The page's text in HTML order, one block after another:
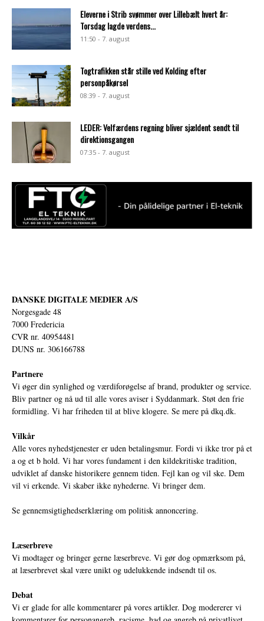
Eleverne i Strib svømmer over Lillebælt hvert år:
Torsdag lagde verdens...
11:50 - 7. august
Togtrafikken står stille ved Kolding efter
personpåkørsel
08:39 - 7. august
LEDER: Velfærdens regning bliver sjældent sendt til
direktionsgangen
07:35 - 7. august
DANSKE DIGITALE MEDIER A/S
Norgesgade 48
7000 Fredericia
CVR nr. 40954481
DUNS nr. 306166788
Partnere
Vi øger din synlighed og værdiforøgelse af brand, produkter og service.
Bliv partner og nå ud til alle vores aviser i Syddanmark. Støt den frie
formidling. Vi har friheden til at blive klogere. Se mere på dkq.dk.
Vilkår
Alle vores nyhedstjenester er uden betalingsmur. Fordi vi ikke tror på et
a og et b hold. Vi har vores fundament i den kildekritiske tradition,
udviklet af danske historikere gennem tiden. Fejl kan og vil ske. Dem
vil vi erkende. Vi skaber ikke nyhederne. Vi bringer dem.
Se gennemsigtighedserklæring om politisk annoncering.
Læserbreve
Vi modtager og bringer gerne læserbreve. Vi gør dog opmærksom på,
at læserbrevet skal være unikt og udelukkende indsendt til os.
Debat
Vi er glade for alle kommentarer på vores artikler. Dog modererer vi